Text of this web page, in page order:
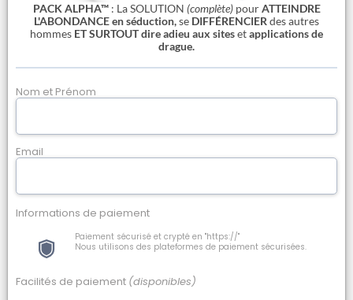
PACK ALPHA™ : La SOLUTION (complète) pourATTEINDRE
L'ABONDANCE en séduction,se DIFFÉRENCIER des autres
hommes ET SURTOUT dire adieu aux sitesetapplications de
drague.
Nom et Prénom
Email
Informations de paiement
Paiement sécurisé et crypté en "https://"
Nous utilisons des plateformes de paiement sécurisées.
Facilités de paiement (disponibles)